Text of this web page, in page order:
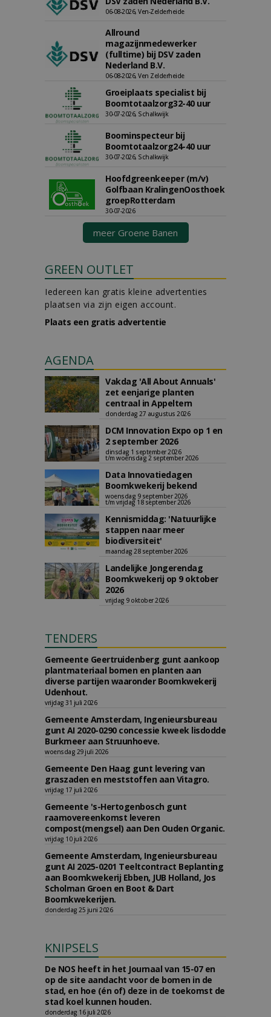
06-08-2026, Ven-Zelderheide
Allround
magazijnmedewerker
(fulltime) bij DSV zaden
Nederland B.V.
06-08-2026, Ven Zelderheide
Groeiplaats specialist bij
Boomtotaalzorg32-40 uur
30-07-2026, Schalkwijk
Boominspecteur bij
Boomtotaalzorg24-40 uur
30-07-2026, Schalkwijk
Hoofdgreenkeeper (m/v)
Golfbaan KralingenOosthoek
groepRotterdam
30-07-2026
meer Groene Banen
GREEN OUTLET
Iedereen kan gratis kleine advertenties
plaatsen via zijn eigen account.
Plaats een gratis advertentie
AGENDA
Vakdag 'All About Annuals'
zet eenjarige planten
centraal in Appeltern
donderdag 27 augustus 2026
DCM Innovation Expo op 1 en
2 september 2026
dinsdag 1 september 2026
t/m woensdag 2 september 2026
Data Innovatiedagen
Boomkwekerij bekend
woensdag 9 september 2026
t/m vrijdag 18 september 2026
Kennismiddag: 'Natuurlijke
stappen naar meer
biodiversiteit'
maandag 28 september 2026
Landelijke Jongerendag
Boomkwekerij op 9 oktober
2026
vrijdag 9 oktober 2026
TENDERS
Gemeente Geertruidenberg gunt aankoop
plantmateriaal bomen en planten aan
diverse partijen waaronder Boomkwekerij
Udenhout.
vrijdag 31 juli 2026
Gemeente Amsterdam, Ingenieursbureau
gunt AI 2020-0290 concessie kweek lisdodde
Burkmeer aan Struunhoeve.
woensdag 29 juli 2026
Gemeente Den Haag gunt levering van
graszaden en meststoffen aan Vitagro.
vrijdag 17 juli 2026
Gemeente 's-Hertogenbosch gunt
raamovereenkomst leveren
compost(mengsel) aan Den Ouden Organic.
vrijdag 10 juli 2026
Gemeente Amsterdam, Ingenieursbureau
gunt AI 2025-0201 Teeltcontract Beplanting
aan Boomkwekerij Ebben, JUB Holland, Jos
Scholman Groen en Boot & Dart
Boomkwekerijen.
donderdag 25 juni 2026
KNIPSELS
De NOS heeft in het Journaal van 15-07 en
op de site aandacht voor de bomen in de
stad, en hoe (én of) deze in de toekomst de
stad koel kunnen houden.
donderdag 16 juli 2026